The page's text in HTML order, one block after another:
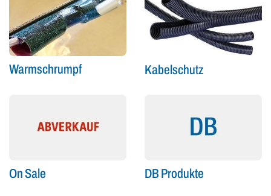
Warmschrumpf Kabelschutz
On Sale DB Produkte